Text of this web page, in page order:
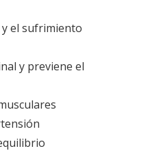
y el sufrimiento
y previene el